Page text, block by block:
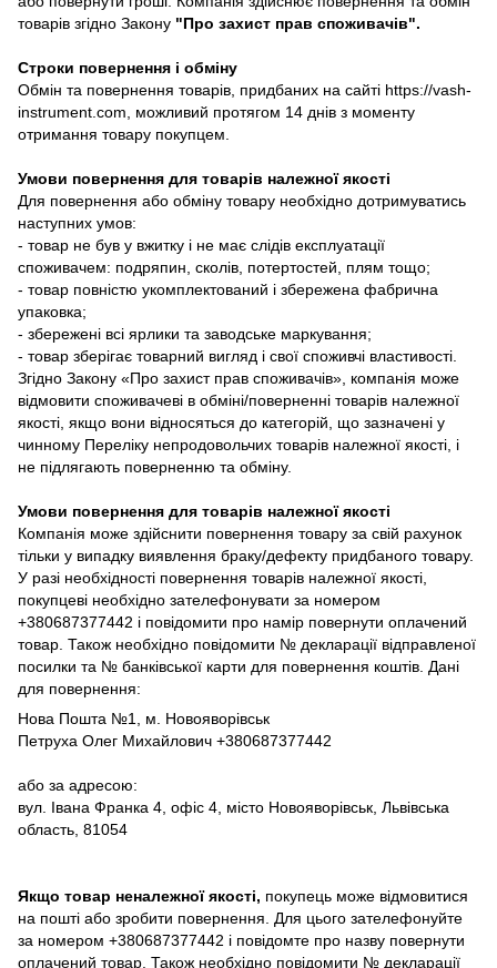
товарів згідно Закону "Про захист прав споживачів".
Строки повернення і обміну
Обмін та повернення товарів, придбаних на сайті https://vash-
instrument.com, можливий протягом 14 днів з моменту
отримання товару покупцем.
Умови повернення для товарів належної якості
Для повернення або обміну товару необхідно дотримуватись
наступних умов:
- товар не був у вжитку і не має слідів експлуатації
споживачем: подряпин, сколів, потертостей, плям тощо;
- товар повністю укомплектований і збережена фабрична
упаковка;
- збережені всі ярлики та заводське маркування;
- товар зберігає товарний вигляд і свої споживчі властивості.
Згідно Закону «Про захист прав споживачів», компанія може
відмовити споживачеві в обміні/поверненні товарів належної
якості, якщо вони відносяться до категорій, що зазначені у
чинному Переліку непродовольчих товарів належної якості, і
не підлягають поверненню та обміну.
Умови повернення для товарів належної якості
Компанія може здійснити повернення товару за свій рахунок
тільки у випадку виявлення браку/дефекту придбаного товару.
У разі необхідності повернення товарів належної якості,
покупцеві необхідно зателефонувати за номером
+380687377442 і повідомити про намір повернути оплачений
товар. Також необхідно повідомити № декларації відправленої
посилки та № банківської карти для повернення коштів. Дані
для повернення:
Нова Пошта №1, м. Новояворівськ
Петруха Олег Михайлович +380687377442
або за адресою:
вул. Івана Франка 4, офіс 4, місто Новояворівськ, Львівська
область, 81054
Якщо товар неналежної якості, покупець може відмовитися
на пошті або зробити повернення. Для цього зателефонуйте
за номером +380687377442 і повідомте про назву повернути
оплачений товар. Також необхідно повідомити № декларації